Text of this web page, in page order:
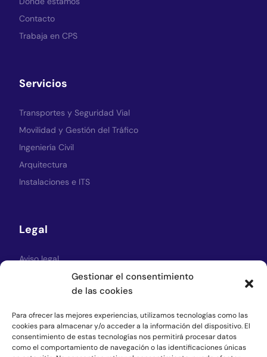
Gestionar el consentimiento
de las cookies
Para ofrecer las mejores experiencias, utilizamos tecnologías como las
cookies para almacenar y/o acceder a la información del dispositivo. El
consentimiento de estas tecnologías nos permitirá procesar datos
como el comportamiento de navegación o las identificaciones únicas
Contacto
Trabaja en CPS
Servicios
Transportes y Seguridad Vial
Movilidad y Gestión del Tráfico
Ingeniería Civil
Arquitectura
Instalaciones e ITS
Legal
Aviso legal
Política de Privacidad
Política de cookies
Síguenos